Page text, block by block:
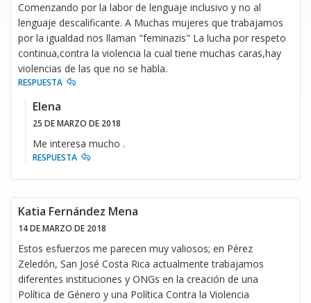
Comenzando por la labor de lenguaje inclusivo y no al
lenguaje descalificante. A Muchas mujeres que trabajamos
por la igualdad nos llaman "feminazis" La lucha por respeto
continua,contra la violencia la cual tiene muchas caras,hay
violencias de las que no se habla.
RESPUESTA
Elena
25 DE MARZO DE 2018
Me interesa mucho .
RESPUESTA
Katia Fernández Mena
14 DE MARZO DE 2018
Estos esfuerzos me parecen muy valiosos; en Pérez
Zeledón, San José Costa Rica actualmente trabajamos
diferentes instituciones y ONGs en la creación de una
Política de Género y una Política Contra la Violencia